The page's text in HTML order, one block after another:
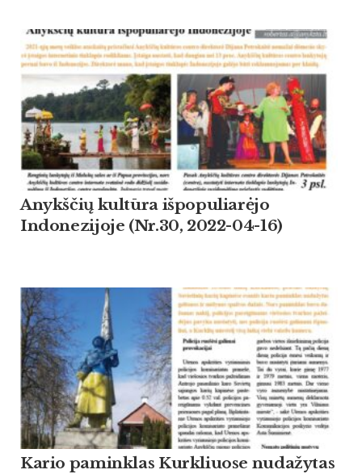
Anykščių kultūra išpopuliarėjo
Indonezijoje (Nr.30, 2022-04-16)
Kario paminklas Kurkliuose nudažytas